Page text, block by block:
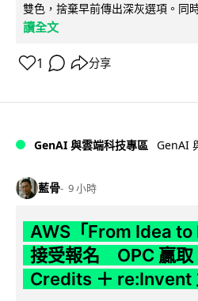
雙色，捨棄早前傳出深灰選項。同
讀全文
1 分享
GenAI 與雲端科技專區 GenAI
藍骨 9 小時
AWS「From Idea to
接受報名 OPC 贏取
Credits ＋ re:Invent